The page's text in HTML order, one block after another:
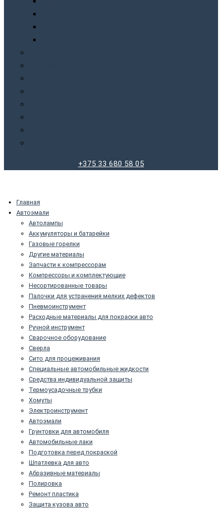
+375 33 680 58 05
Главная
Автоэмали
Автолампы
Аккумуляторы и батарейки
Газовые горелки
Другие материалы
Запчасти к компрессорам
Компрессоры и комплектующие
Несортированные товары
Палочки для устранения мелких дефектов
Пневмоинструмент
Расходные материалы для покраски авто
Ручной инструмент
Сварочное оборудование
Сверла
Сито для процеживания
Специальные автомобильные жидкости
Средства индивидуальной защиты
Термоусадочные трубки
Хомуты
Электроинструмент
Автоэмали
Грунтовки для автомобиля
Автомобильные лаки
Подготовка перед покраской
Шпатлевка для авто
Абразивные материалы
Полировка
Ремонт пластика
Защита кузова авто